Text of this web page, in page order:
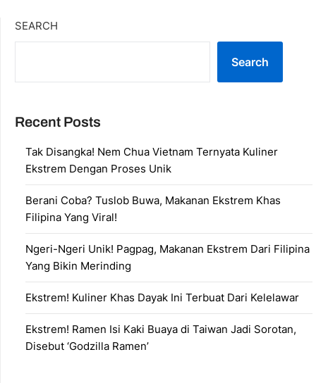
SEARCH
Search
Recent Posts
Tak Disangka! Nem Chua Vietnam Ternyata Kuliner
Ekstrem Dengan Proses Unik
Berani Coba? Tuslob Buwa, Makanan Ekstrem Khas
Filipina Yang Viral!
Ngeri-Ngeri Unik! Pagpag, Makanan Ekstrem Dari Filipina
Yang Bikin Merinding
Ekstrem! Kuliner Khas Dayak Ini Terbuat Dari Kelelawar
Ekstrem! Ramen Isi Kaki Buaya di Taiwan Jadi Sorotan,
Disebut ‘Godzilla Ramen’